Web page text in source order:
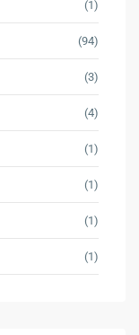
(1)
(94)
(3)
(4)
(1)
(1)
(1)
(1)